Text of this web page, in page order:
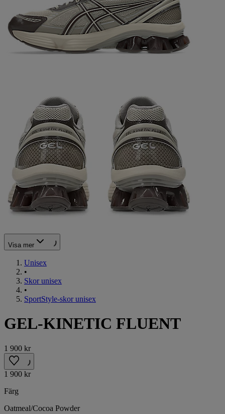
Visa mer
Unisex
•
Skor unisex
•
SportStyle-skor unisex
GEL-KINETIC FLUENT
1 900 kr
1 900 kr
Färg
Oatmeal/Cocoa Powder